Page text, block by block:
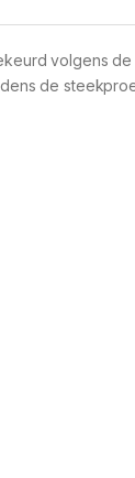
volgens
de